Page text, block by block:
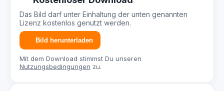
Das Bild darf unter Einhaltung der unten genannten
Lizenz kostenlos genutzt werden.
Bild herunterladen
Mit dem Download stimmst Du unseren
Nutzungsbedingungen zu.